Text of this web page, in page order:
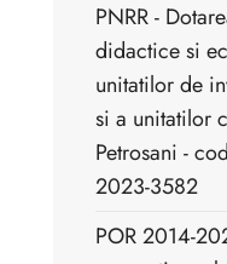
PNRR -
didactice si
unitatilor de
si a unitatilor
Petrosani -
2023-3582
POR 2014-